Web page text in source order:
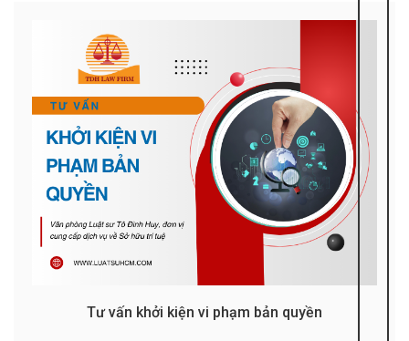
Tư vấn khởi kiện vi phạm bản quyền